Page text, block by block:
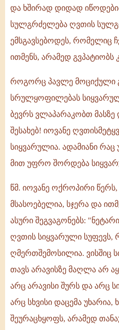
და ხშირად დიდად
სულგრძელება ღვთის
ემსგავსებოდეს, რომელიც
ითმენს, არამედ გვპატიობს
როგორც პავლე მოციქული
სრულყოფილებას
ბევრს ვლაპარაკობთ მასზე
შესახებ! იოვანე
სიყვარულია. ადამიანი
მით უფრო შორდება
წმ. იოვანე ოქროპირი
მსასოებელია, სჯერა და
ასური შეგვაგონებს:
ღვთის სიყვარული სუფევს,
ღმერთშემოსილია. ვისშიც
თავს არავისზე მაღლა არ
არც არავისი შურს და არც
არც სხვისი დაცემა
შეურაცხყოფს, არამედ